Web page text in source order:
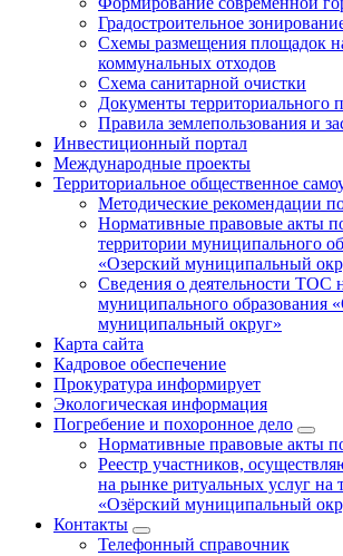
Градостроительное
Схемы размещения площадок
коммунальных отходов
Схема санитарной очистки
Документы территориального
Правила землепользования и
Инвестиционный портал
Международные проекты
Территориальное общественное
Методические рекомендации
Нормативные правовые акты
территории муниципального
«Озерский муниципальный
Сведения о деятельности ТОС
муниципального образования
муниципальный округ»
Карта сайта
Кадровое обеспечение
Прокуратура информирует
Экологическая информация
Погребение и похоронное дело
Нормативные правовые акты
Реестр участников,
на рынке ритуальных услуг
«Озёрский муниципальный
Контакты
Телефонный справочник